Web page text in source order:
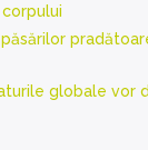
globale vor